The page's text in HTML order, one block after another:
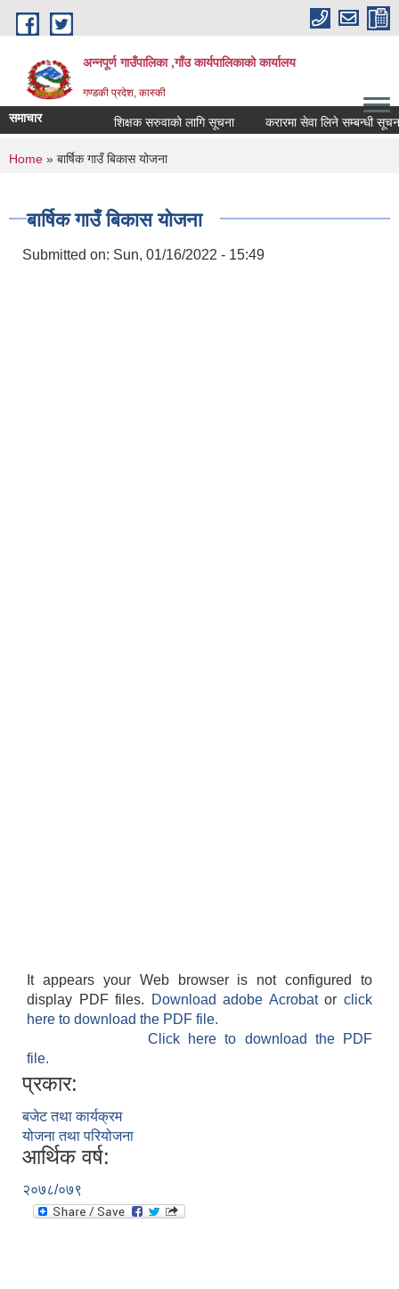
Skip to main content
अन्नपूर्ण गाउँपालिका ,गाँउ कार्यपालिकाको कार्यालय
गण्डकी प्रदेश, कास्की
समाचार शिक्षक सरुवाको लागि सूचना करारमा सेवा लिने सम्बन्धी सूचना ।
You are here
Home » बार्षिक गाउँ बिकास योजना
बार्षिक गाउँ बिकास योजना
Submitted on: Sun, 01/16/2022 - 15:49
It appears your Web browser is not configured to
display PDF files.
Download adobe Acrobatorclick
here to download the PDF file.
Click here to download the PDF
file.
प्रकार:
बजेट तथा कार्यक्रम
योजना तथा परियोजना
आर्थिक वर्ष:
२०७८/०७९